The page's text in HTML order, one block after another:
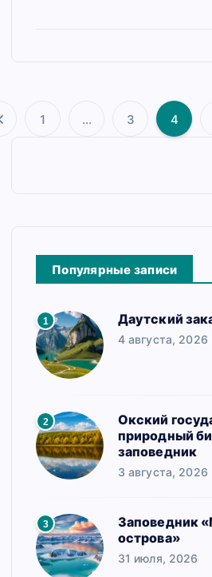
П
н
а
ц
и
а
п
с
е
1 … 3 4
Популярные записи
1 Даутский
4 августа, 2026
2
Окский
природный
заповедник
3 августа, 2026
3
Заповедник
острова»
31 июля, 2026